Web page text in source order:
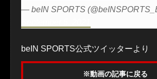
— beIN SPORTS
beIN SPORTS公式ツイッターより
※動画の記事に戻る